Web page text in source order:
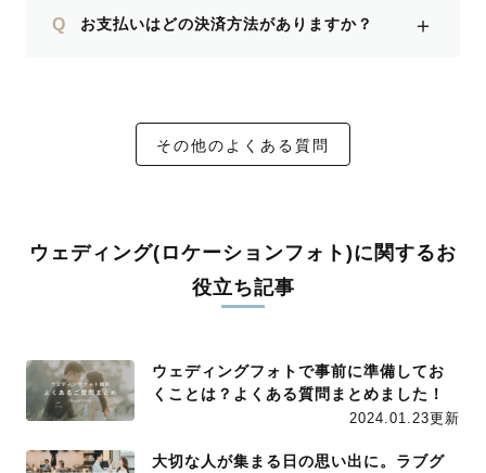
Q お支払いはどの決済方法がありますか？ ＋
その他のよくある質問
ウェディング(ロケーションフォト)に関するお
役立ち記事
ウェディングフォトで事前に準備してお
くことは？よくある質問まとめました！
2024.01.23更新
大切な人が集まる日の思い出に。ラブグ